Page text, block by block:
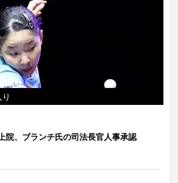
院、ブランチ氏の司法長官人事承認